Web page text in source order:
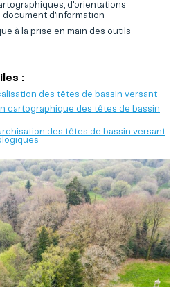
d’orientations
d’information
à la prise en main des outils
:
des têtes de bassin versant
cartographique des têtes de bassin
des têtes de bassin versant